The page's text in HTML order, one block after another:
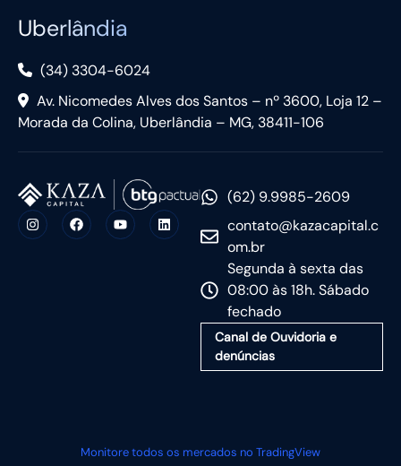
Uberlândia
(34) 3304-6024
Av. Nicomedes Alves dos Santos – nº 3600, Loja 12 –
Morada da Colina, Uberlândia – MG, 38411-106
(62) 9.9985-2609
contato@kazacapital.c
om.br
Segunda à sexta das
08:00 às 18h. Sábado
fechado
Canal de Ouvidoria e
denúncias
Monitore todos os mercados no TradingView